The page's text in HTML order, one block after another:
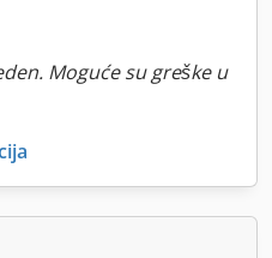
Moguće su greške u